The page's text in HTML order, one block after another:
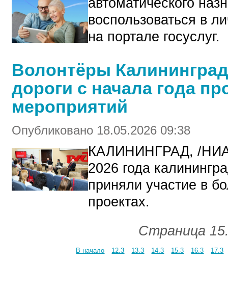
воспользоваться в
на портале госуслуг.
Волонтёры
дороги с начала года
мероприятий
Опубликовано 18.05.2026 09:38
КАЛИНИНГРАД, /
2026 года
приняли участие в
проектах.
Страница
В начало 12.3 13.3 14.3 15.3 16.3 17.3